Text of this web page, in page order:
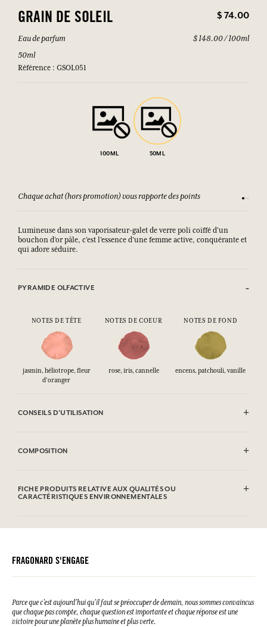
GRAIN DE SOLEIL $ 74.00
Eau de parfum
50ml
Référence : GSOL051
$ 148.00 / 100ml
100ML 50ML
Chaque achat (hors promotion) vous rapporte des points
Lumineuse dans son vaporisateur-galet de verre poli coiffé d’un
bouchon d’or pâle, c’est l’essence d’une femme active, conquérante et
qui adore séduire.
PYRAMIDE OLFACTIVE
NOTES DE TÊTE NOTES DE COEUR NOTES DE FOND
jasmin, héliotrope, fleur
d'oranger
rose, iris, cannelle encens, patchouli, vanille
CONSEILS D'UTILISATION
COMPOSITION
Coumarin, Citronellol, Geraniol, Alpha-Isomethyl Ionone, Benzyl
Salicylate, Hydroxycitronellal, Farnesol, Cinnamal, Linalool,
FICHE PRODUITS RELATIVE AUX QUALITÉS OU
CARACTÉRISTIQUES ENVIRONNEMENTALES
Veuillez consulter les qualités ou caractéristiques environnementales
FRAGONARD S'ENGAGE
Parce que c’est aujourd’hui qu’il faut se préoccuper de demain, nous sommes convaincus
que chaque pas compte, chaque question est importante et chaque réponse est une
victoire pour une planète plus humaine et plus verte.